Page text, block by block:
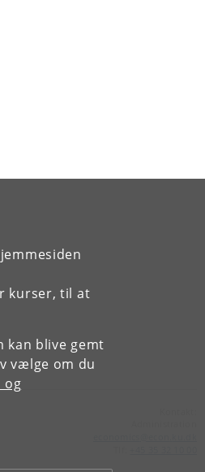
kurser, til at
kan blive gemt
vælge om du
og